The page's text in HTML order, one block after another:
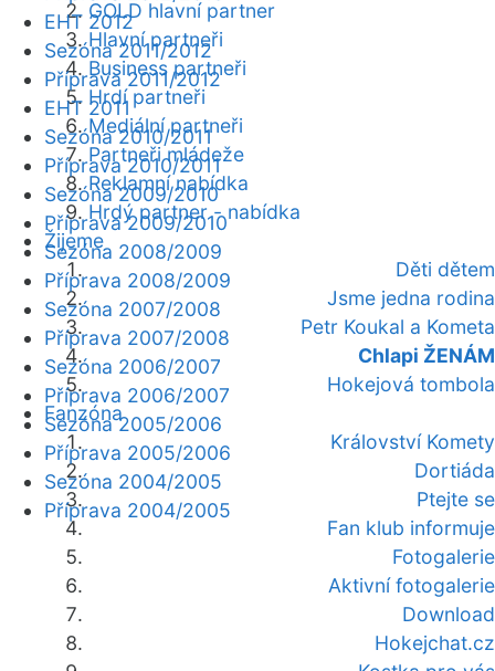
GOLD hlavní partner
Hlavní partneři
Business partneři
Hrdí partneři
Mediální partneři
Partneři mládeže
Reklamní nabídka
Hrdý partner - nabídka
Žijeme
Děti dětem
Jsme jedna rodina
Petr Koukal a Kometa
Chlapi ŽENÁM
Hokejová tombola
Fanzóna
Království Komety
Dortiáda
Ptejte se
Fan klub informuje
Fotogalerie
Aktivní fotogalerie
Download
Hokejchat.cz
EHT 2012
Sezóna 2011/2012
Příprava 2011/2012
EHT 2011
Sezóna 2010/2011
Příprava 2010/2011
Sezóna 2009/2010
Příprava 2009/2010
Sezóna 2008/2009
Příprava 2008/2009
Sezóna 2007/2008
Příprava 2007/2008
Sezóna 2006/2007
Příprava 2006/2007
Sezóna 2005/2006
Příprava 2005/2006
Sezóna 2004/2005
Příprava 2004/2005